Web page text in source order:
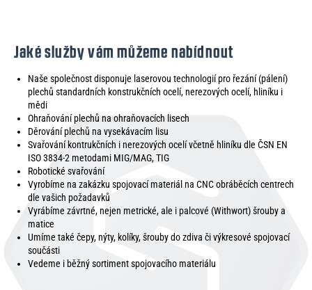
Jaké služby vám můžeme nabídnout
Naše společnost disponuje laserovou technologií pro řezání (pálení)
plechů standardních konstrukčních ocelí, nerezových ocelí, hliníku i
mědi
Ohraňování plechů na ohraňovacích lisech
Děrování plechů na vysekávacím lisu
Svařování kontrukčních i nerezových ocelí včetně hliníku dle ČSN EN
ISO 3834-2 metodami MIG/MAG, TIG
Robotické svařování
Vyrobíme na zakázku spojovací materiál na CNC obráběcích centrech
dle vašich požadavků
Vyrábíme závrtné, nejen metrické, ale i palcové (Withwort) šrouby a
matice
Umíme také čepy, nýty, kolíky, šrouby do zdiva či výkresové spojovací
součásti
Vedeme i běžný sortiment spojovacího materiálu